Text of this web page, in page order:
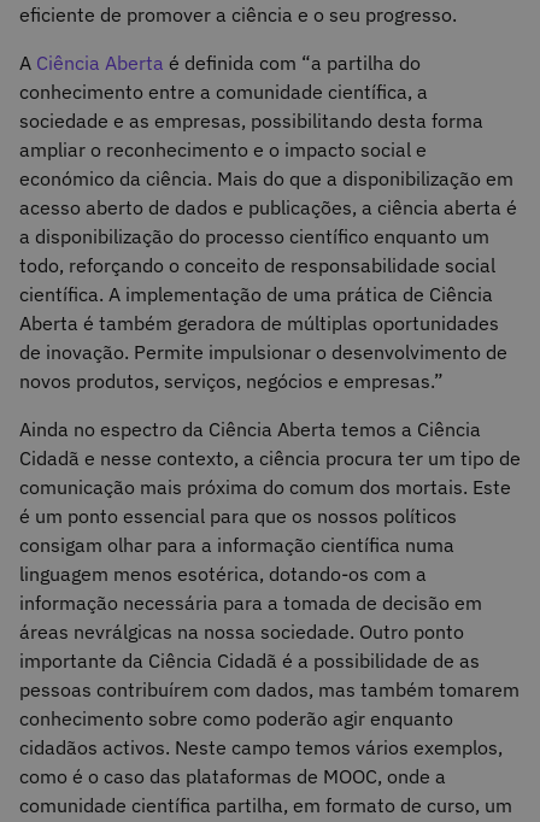
eficiente de promover a ciência e o seu progresso.
A Ciência Aberta é definida com “a partilha do
conhecimento entre a comunidade científica, a
sociedade e as empresas, possibilitando desta forma
ampliar o reconhecimento e o impacto social e
económico da ciência. Mais do que a disponibilização em
acesso aberto de dados e publicações, a ciência aberta é
a disponibilização do processo científico enquanto um
todo, reforçando o conceito de responsabilidade social
científica. A implementação de uma prática de Ciência
Aberta é também geradora de múltiplas oportunidades
de inovação. Permite impulsionar o desenvolvimento de
novos produtos, serviços, negócios e empresas.”
Ainda no espectro da Ciência Aberta temos a Ciência
Cidadã e nesse contexto, a ciência procura ter um tipo de
comunicação mais próxima do comum dos mortais. Este
é um ponto essencial para que os nossos políticos
consigam olhar para a informação científica numa
linguagem menos esotérica, dotando-os com a
informação necessária para a tomada de decisão em
áreas nevrálgicas na nossa sociedade. Outro ponto
importante da Ciência Cidadã é a possibilidade de as
pessoas contribuírem com dados, mas também tomarem
conhecimento sobre como poderão agir enquanto
cidadãos activos. Neste campo temos vários exemplos,
como é o caso das plataformas de MOOC, onde a
comunidade científica partilha, em formato de curso, um